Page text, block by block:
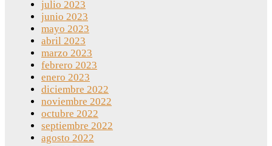
julio 2023
junio 2023
mayo 2023
abril 2023
marzo 2023
febrero 2023
enero 2023
diciembre 2022
noviembre 2022
octubre 2022
septiembre 2022
agosto 2022